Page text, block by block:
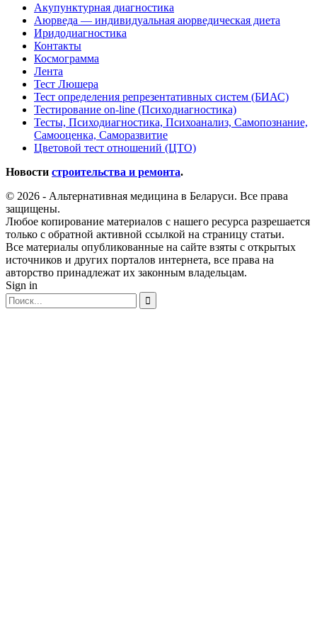
Акупунктурная диагностика
Аюрведа — индивидуальная аюрведическая диета
Иридодиагностика
Контакты
Космограмма
Лента
Тест Люшера
Тест определения репрезентативных систем (БИАС)
Тестирование on-line (Психодиагностика)
Тесты, Психодиагностика, Психоанализ, Самопознание,
Самооценка, Саморазвитие
Цветовой тест отношений (ЦТО)
Новости строительства и ремонта.
© 2026 - Альтернативная медицина в Беларуси. Все права
защищены.
Любое копирование материалов с нашего ресурса разрешается
только с обратной активной ссылкой на страницу статьи.
Все материалы опубликованные на сайте взяты с открытых
источников и других порталов интернета, все права на
авторство принадлежат их законным владельцам.
Sign in